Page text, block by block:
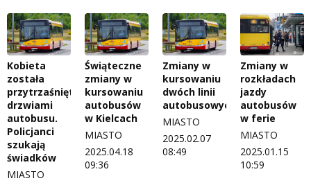
Kobieta
została
przytrzaśnięta
drzwiami
autobusu.
Policjanci
szukają
świadków
MIASTO
Świąteczne
zmiany w
kursowaniu
autobusów
w Kielcach
MIASTO
2025.04.18
09:36
Zmiany w
kursowaniu
dwóch linii
autobusowych
MIASTO
2025.02.07
08:49
Zmiany w
rozkładach
jazdy
autobusów
w ferie
MIASTO
2025.01.15
10:59